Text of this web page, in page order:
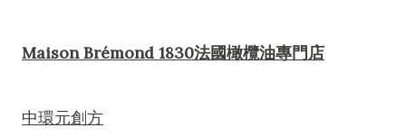
Maison Brémond 1830法國橄欖油專門店
中環元創方